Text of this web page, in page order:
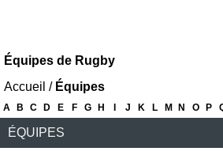
Équipes de Rugby
Accueil / Équipes
A B C D E F G H J K L M N O P
ÉQUIPES